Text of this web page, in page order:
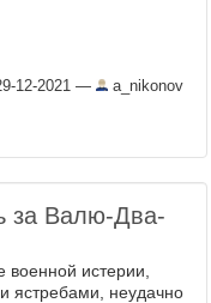
12-2021 — a_nikonov
за Валю-Два-
военной истерии,
ястребами, неудачно